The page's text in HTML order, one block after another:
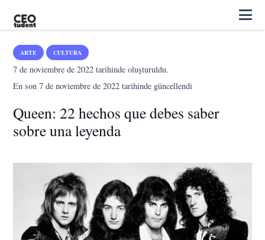
ARTE CULTURA
7 de noviembre de 2022 tarihinde oluşturuldu.
En son7 de noviembre de 2022 tarihinde güncellendi
Queen: 22 hechos que debes saber
sobre una leyenda